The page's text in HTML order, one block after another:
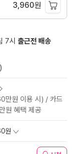
3,960원
7시 출근전 배송
만원 이용 시) / 카드
원 혜택 제공
원